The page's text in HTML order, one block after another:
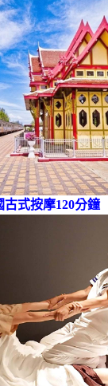
古式按摩120分鐘